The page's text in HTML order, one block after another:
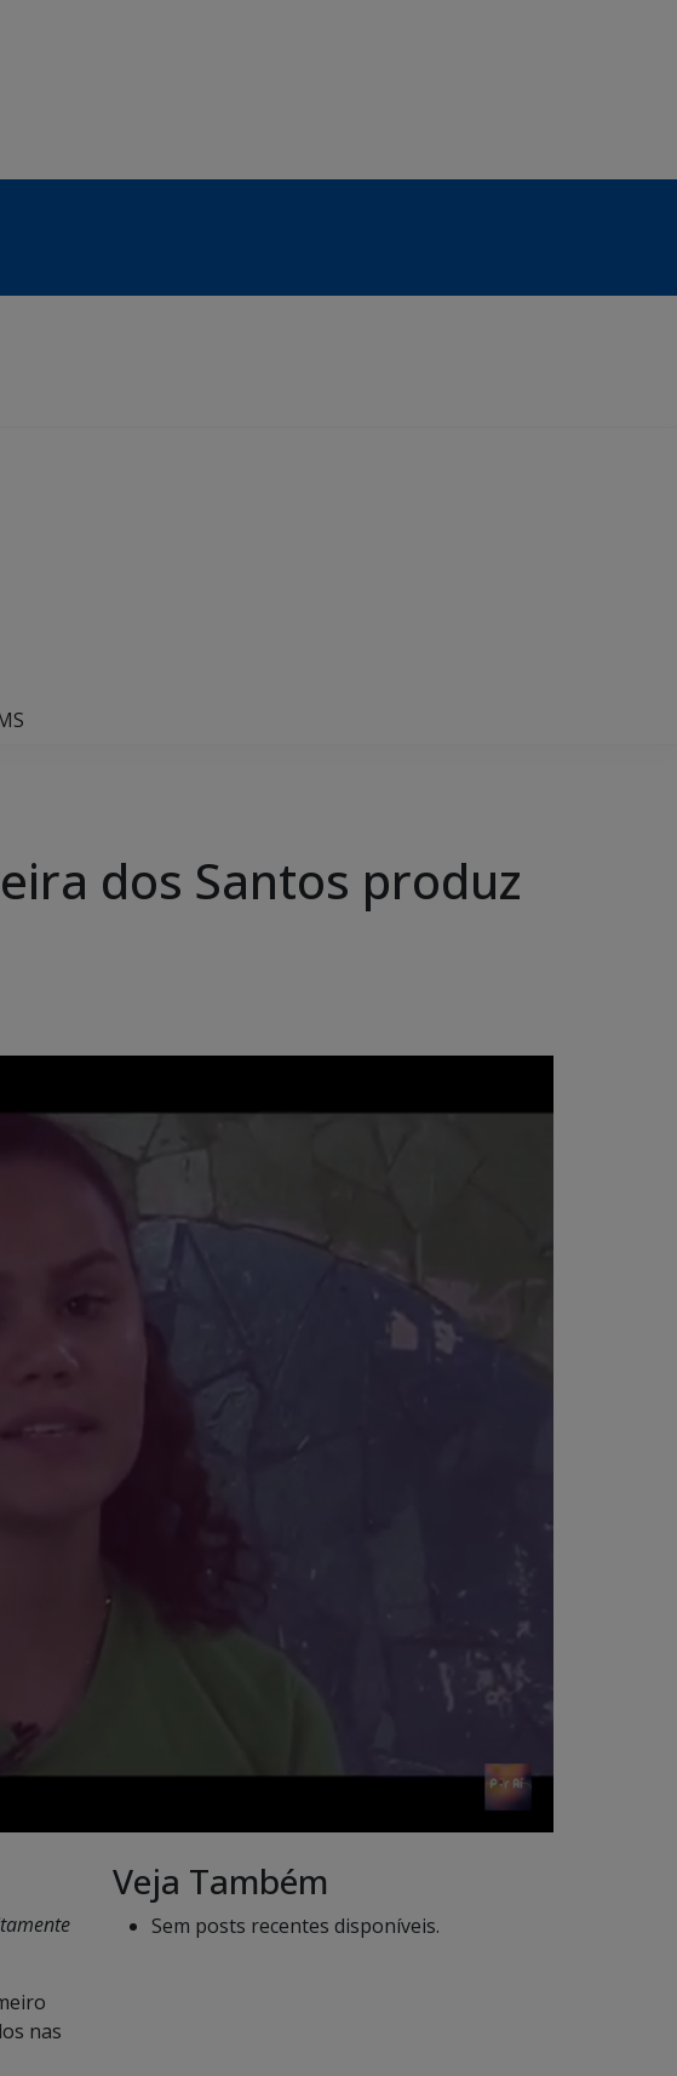
dos Santos produz
nas
Veja Também
Sem posts recentes disponíveis.